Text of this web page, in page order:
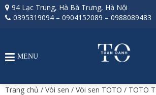
94 Lạc Trung, Hà Bà Trưng, Hà Nội
0395319094 – 0904152089 – 0988089483
MENU
Trang chủ / Vòi sen / Vòi sen TOTO / TOTO